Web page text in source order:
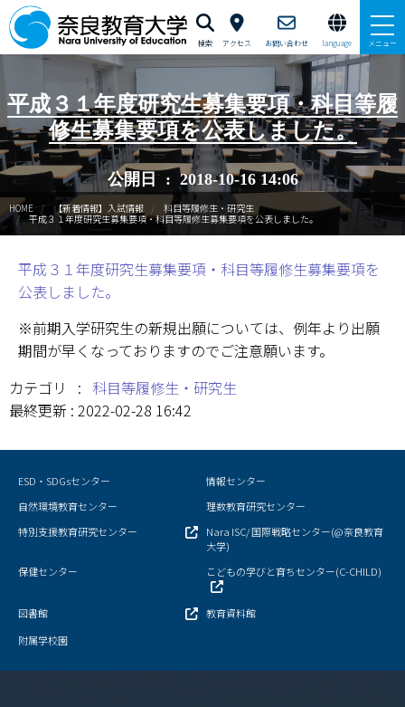
検索 アクセス お問い合わせ language メニュー
本学で学びたい方へ
在学生の方へ
卒業生・修了生の方、現職教員の方へ
自治体・企業の方へ
一般・地域の方へ
大学紹介
入試情報
進路・就職
教育・学生生活
平成３１年度研究生募集要項・科目等履
修生募集要項を公表しました。
公開日 : 2018-10-16 14:06
HOME 【新着情報】入試情報
科目等履修生・研究生
平成３１年度研究生募集要項・科目等履修生募集要項を公表しました。
平成３１年度研究生募集要項・科目等履修生募集要項を
公表しました。
※前期入学研究生の新規出願については、例年より出願
期間が早くなっておりますのでご注意願います。
カテゴリ : 科目等履修生・研究生
最終更新 : 2022-02-28 16:42
ESD・SDGsセンター
情報センター
自然環境教育センター
理数教育研究センター
特別支援教育研究センター
Nara ISC/ 国際戦略センター(@奈良教育
大学)
保健センター
こどもの学びと育ちセンター(C-CHILD)
図書館
教育資料館
附属学校園